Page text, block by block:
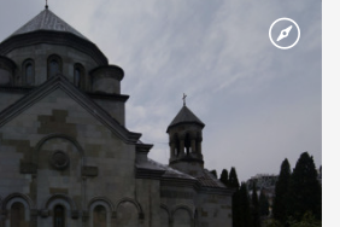
язичник, став Василем-християнином.
Русі. На честь Херсонесу Таврійського